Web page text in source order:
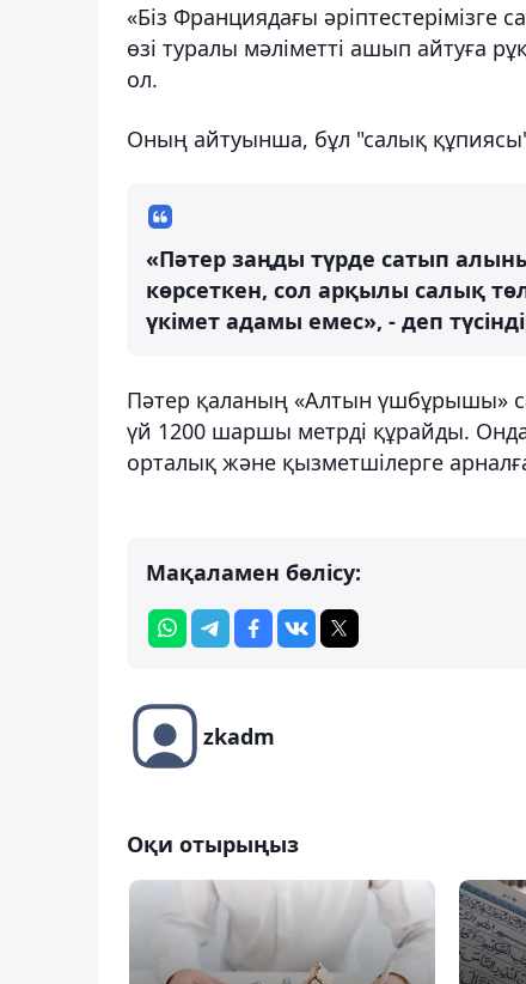
«Біз Франциядағы әріптестерімізге
өзі туралы мәліметті ашып айтуға
ол.
Оның айтуынша, бұл "салық
«Пәтер заңды түрде сатып
көрсеткен, сол арқылы салық
үкімет адамы емес», - деп
Пәтер қаланың «Алтын үшбұрышы»
үй 1200 шаршы метрді құрайды.
орталық және қызметшілерге
Мақаламен бөлісу:
zkadm
Оқи отырыңыз